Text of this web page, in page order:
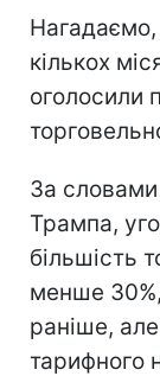
Нагадаємо,
кількох
оголосили
За
Трампа,
більшість
менше
раніше,
тарифного